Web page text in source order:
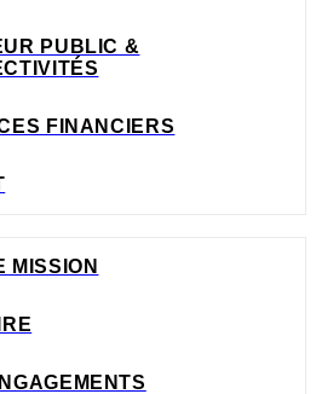
PUBLIC &
FINANCIERS
MISSION